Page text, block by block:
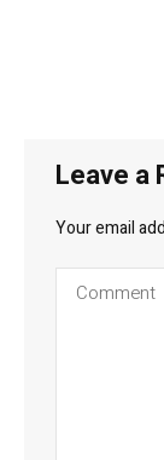
Leave a
Your email